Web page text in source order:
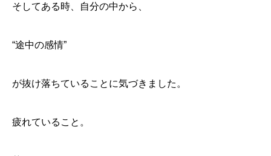
そしてある時、自分の中から、
“途中の感情”
が抜け落ちていることに気づきました。
疲れていること。